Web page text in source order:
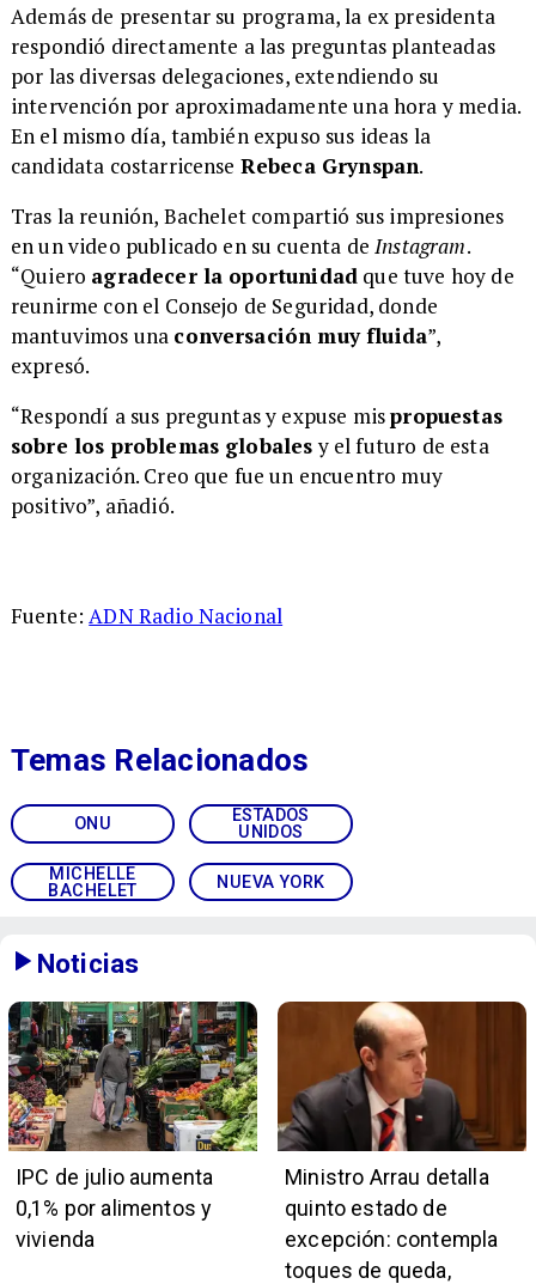
Además de presentar su programa, la ex presidenta
respondió directamente a las preguntas planteadas
por las diversas delegaciones, extendiendo su
intervención por aproximadamente una hora y media.
En el mismo día, también expuso sus ideas la
candidata costarricense Rebeca Grynspan.
Tras la reunión, Bachelet compartió sus impresiones
en un video publicado en su cuenta deInstagram.
“Quiero agradecer la oportunidad que tuve hoy de
reunirme con el Consejo de Seguridad, donde
mantuvimos una conversación muy fluida”,
expresó.
“Respondí a sus preguntas y expuse mispropuestas
sobre los problemas globalesy el futuro de esta
organización. Creo que fue un encuentro muy
positivo”, añadió.
Fuente:ADN Radio Nacional
ONU
ESTADOS
UNIDOS
MICHELLE
BACHELET
NUEVA YORK
Temas Relacionados
Noticias
IPC de julio aumenta
0,1% por alimentos y
vivienda
Ministro Arrau detalla
quinto estado de
excepción: contempla
toques de queda,